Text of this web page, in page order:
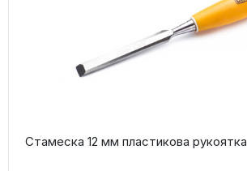
Стамеска 12 мм пластикова рукоятка